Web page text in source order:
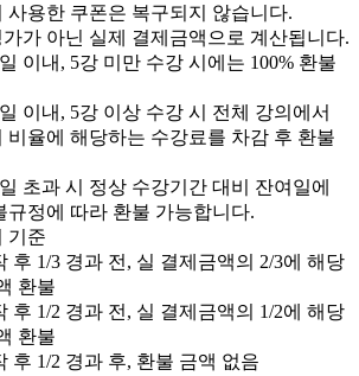
사용한 쿠폰은 복구되지 않습니다.
가 아닌 실제 결제금액으로 계산됩니다.
이내, 5강 미만 수강 시에는 100% 환불
이내, 5강 이상 수강 시 전체 강의에서
비율에 해당하는 수강료를 차감 후 환불
초과 시 정상 수강기간 대비 잔여일에
규정에 따라 환불 가능합니다.
기준
후 1/3 경과 전, 실 결제금액의 2/3에 해당
환불
후 1/2 경과 전, 실 결제금액의 1/2에 해당
환불
후 1/2 경과 후, 환불 금액 없음